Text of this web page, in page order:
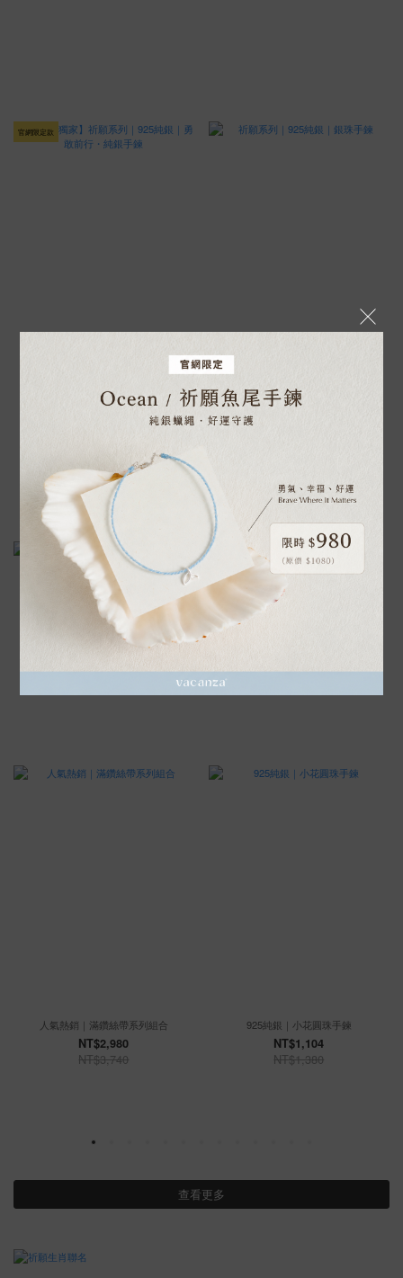
官網限定款
勇敢前行・純銀手鍊
NT$800
人氣熱銷｜滿鑽絲帶系列組合
NT$2,980
NT$3,740
925純銀｜小花圓珠手鍊
NT$1,104
NT$1,380
查看更多